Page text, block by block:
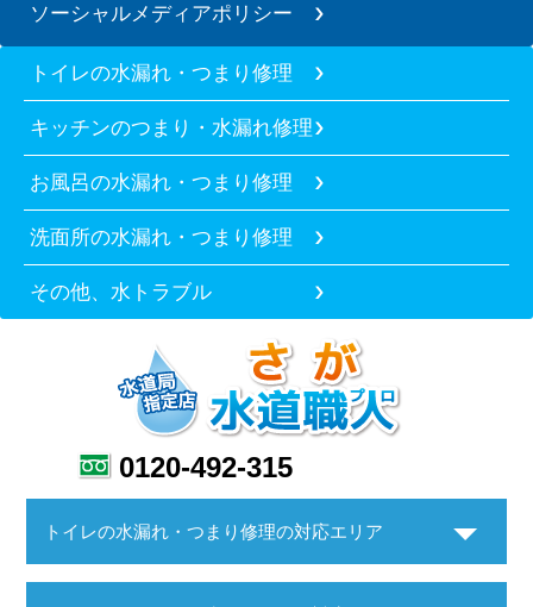
ソーシャルメディアポリシー
トイレの水漏れ・つまり修理
キッチンのつまり・水漏れ修理
お風呂の水漏れ・つまり修理
洗面所の水漏れ・つまり修理
その他、水トラブル
0120-492-315
トイレの水漏れ・つまり修理の対応エリア